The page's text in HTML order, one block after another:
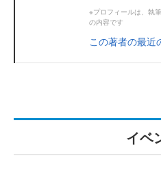
※プロフィールは、執
の内容です
この著者の最近
イベ